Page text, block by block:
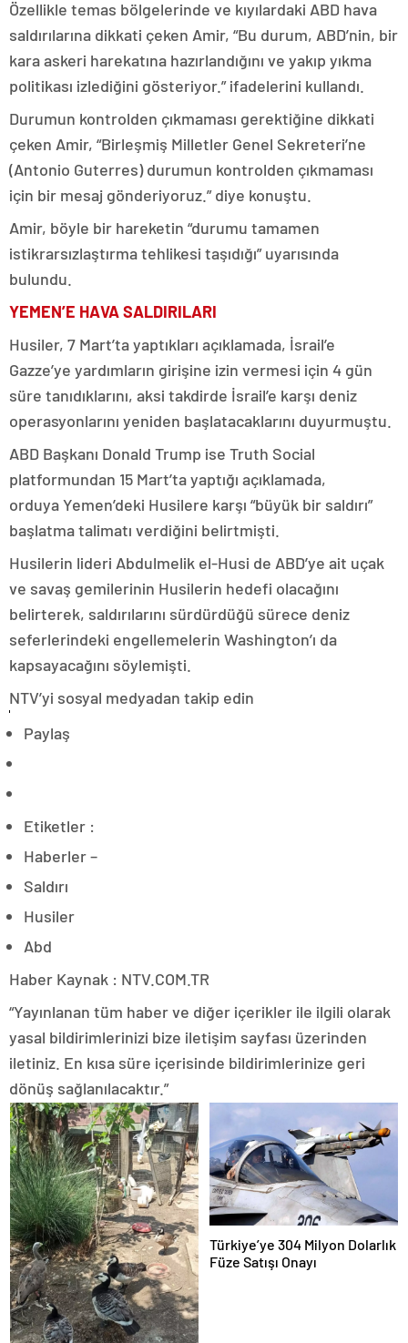
Özellikle temas bölgelerinde ve kıyılardaki ABD hava
saldırılarına dikkati çeken Amir, “Bu durum, ABD’nin, bir
kara askeri harekatına hazırlandığını ve yakıp yıkma
politikası izlediğini gösteriyor.” ifadelerini kullandı.
Durumun kontrolden çıkmaması gerektiğine dikkati
çeken Amir, “Birleşmiş Milletler Genel Sekreteri’ne
(Antonio Guterres) durumun kontrolden çıkmaması
için bir mesaj gönderiyoruz.” diye konuştu.
Amir, böyle bir hareketin “durumu tamamen
istikrarsızlaştırma tehlikesi taşıdığı” uyarısında
bulundu.
YEMEN’E HAVA SALDIRILARI
Husiler, 7 Mart’ta yaptıkları açıklamada, İsrail’e
Gazze’ye yardımların girişine izin vermesi için 4 gün
süre tanıdıklarını, aksi takdirde İsrail’e karşı deniz
operasyonlarını yeniden başlatacaklarını duyurmuştu.
ABD Başkanı Donald Trump ise Truth Social
platformundan 15 Mart’ta yaptığı açıklamada,
orduya Yemen’deki Husilere karşı “büyük bir saldırı”
başlatma talimatı verdiğini belirtmişti.
Husilerin lideri Abdulmelik el-Husi de ABD’ye ait uçak
ve savaş gemilerinin Husilerin hedefi olacağını
belirterek, saldırılarını sürdürdüğü sürece deniz
seferlerindeki engellemelerin Washington’ı da
kapsayacağını söylemişti.
NTV’yi sosyal medyadan takip edin
Paylaş
Etiketler :
Haberler –
Saldırı
Husiler
Abd
Haber Kaynak : NTV.COM.TR
“Yayınlanan tüm haber ve diğer içerikler ile ilgili olarak
yasal bildirimlerinizi bize iletişim sayfası üzerinden
iletiniz. En kısa süre içerisinde bildirimlerinize geri
dönüş sağlanılacaktır.”
Türkiye’ye 304 Milyon Dolarlık
Füze Satışı Onayı